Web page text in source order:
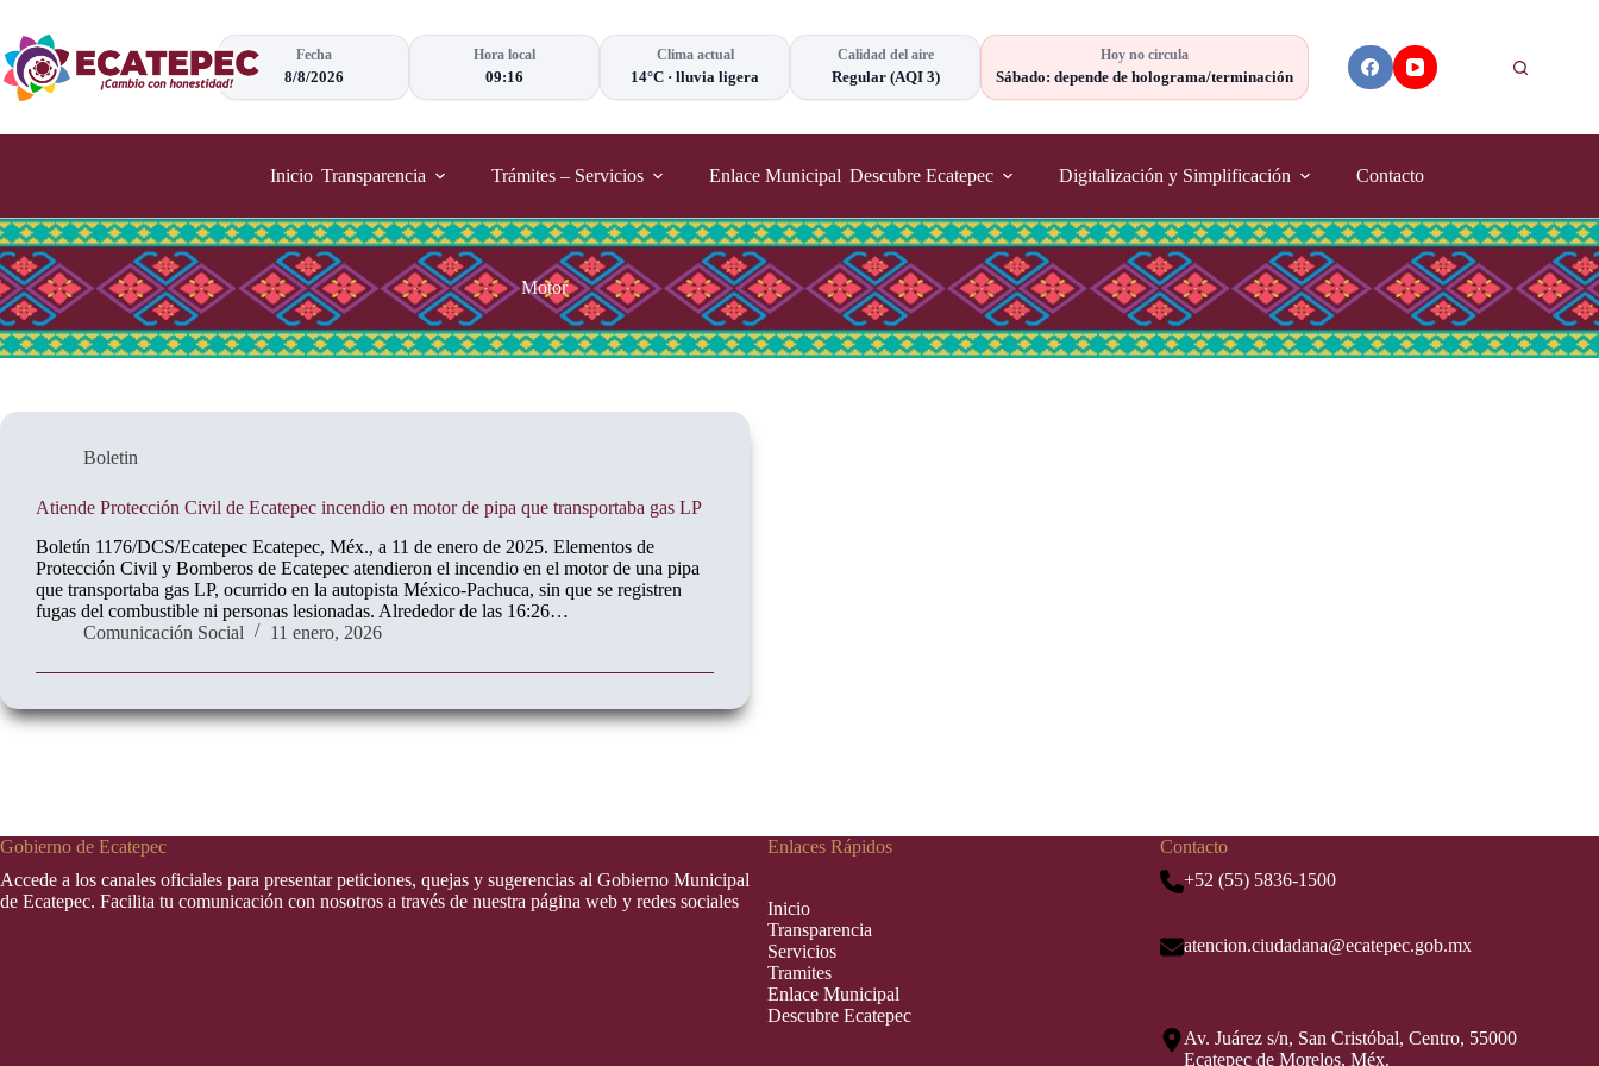
contenido
Fecha
8/8/2026
Hora local
09:16
Clima actual
14°C · lluvia ligera
Calidad del aire
Regular (AQI 3)
Hoy no circula
Sábado: depende de holograma/terminación
Inicio Transparencia Trámites – Servicios Enlace Municipal Descubre Ecatepec Digitalización y Simplificación Contacto
Motor
Boletin
Atiende Protección Civil de Ecatepec incendio en motor de pipa que transportaba gas LP
Boletín 1176/DCS/Ecatepec Ecatepec, Méx., a 11 de enero de 2025. Elementos de
Protección Civil y Bomberos de Ecatepec atendieron el incendio en el motor de una pipa
que transportaba gas LP, ocurrido en la autopista México-Pachuca, sin que se registren
fugas del combustible ni personas lesionadas. Alrededor de las 16:26…
Comunicación Social
11 enero, 2026
Gobierno de Ecatepec
Accede a los canales oficiales para presentar peticiones, quejas y sugerencias al Gobierno Municipal
de Ecatepec. Facilita tu comunicación con nosotros a través de nuestra página web y redes sociales
Enlaces Rápidos
Inicio
Transparencia
Servicios
Tramites
Enlace Municipal
Descubre Ecatepec
Contacto
+52 (55) 5836-1500
atencion.ciudadana@ecatepec.gob.mx
Av. Juárez s/n, San Cristóbal, Centro, 55000
Ecatepec de Morelos, Méx.